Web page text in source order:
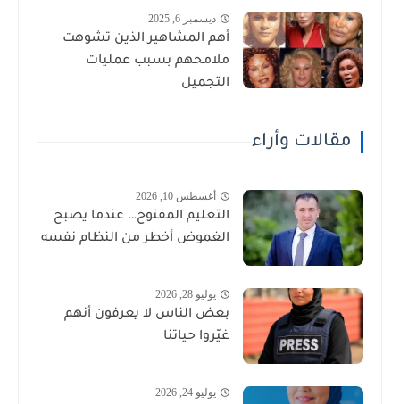
ديسمبر 6, 2025
أهم المشاهير الذين تشوهت
ملامحهم بسبب عمليات
التجميل
مقالات وأراء
أغسطس 10, 2026
التعليم المفتوح… عندما يصبح
الغموض أخطر من النظام نفسه
يوليو 28, 2026
بعض الناس لا يعرفون أنهم
غيّروا حياتنا
يوليو 24, 2026